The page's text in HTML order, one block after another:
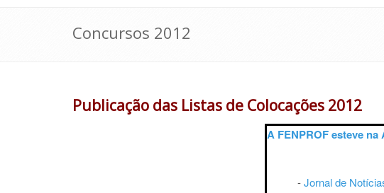
Concursos 2012
Publicação das Listas de Colocações 2012
A FENPROF esteve
-Jornal de